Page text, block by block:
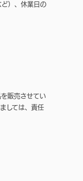
ど）、休業日の
販売させてい
しては、責任